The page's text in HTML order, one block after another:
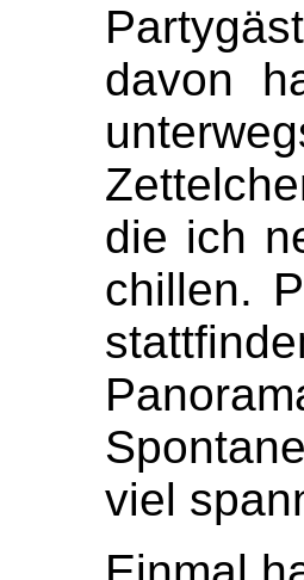
davon
die ich
chillen.
viel